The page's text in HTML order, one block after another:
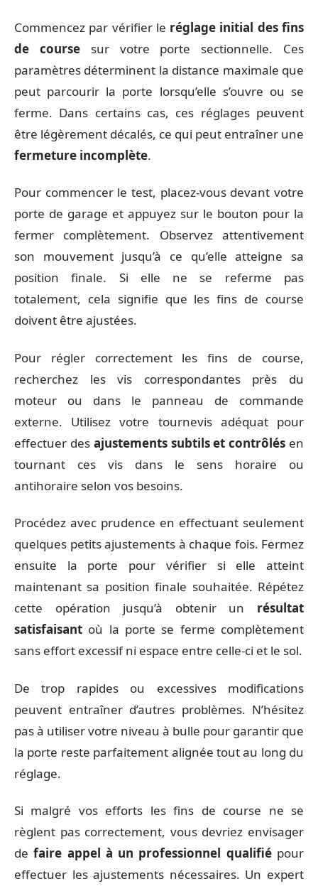
Commencez par vérifier le réglage initial des fins
de coursesur votre porte sectionnelle. Ces
paramètres déterminent la distance maximale que
peut parcourir la porte lorsqu’elle s’ouvre ou se
ferme. Dans certains cas, ces réglages peuvent
être légèrement décalés, ce qui peut entraîner une
fermeture incomplète.
Pour commencer le test, placez-vous devant votre
porte de garage et appuyez sur le bouton pour la
fermer complètement. Observez attentivement
son mouvement jusqu’à ce qu’elle atteigne sa
position finale. Si elle ne se referme pas
totalement, cela signifie que les fins de course
doivent être ajustées.
Pour régler correctement les fins de course,
recherchez les vis correspondantes près du
moteur ou dans le panneau de commande
externe. Utilisez votre tournevis adéquat pour
effectuer des ajustements subtils et contrôlés en
tournant ces vis dans le sens horaire ou
antihoraire selon vos besoins.
Procédez avec prudence en effectuant seulement
quelques petits ajustements à chaque fois. Fermez
ensuite la porte pour vérifier si elle atteint
maintenant sa position finale souhaitée. Répétez
cette opération jusqu’à obtenir un résultat
satisfaisant où la porte se ferme complètement
sans effort excessif ni espace entre celle-ci et le sol.
De trop rapides ou excessives modifications
peuvent entraîner d’autres problèmes. N’hésitez
pas à utiliser votre niveau à bulle pour garantir que
la porte reste parfaitement alignée tout au long du
réglage.
Si malgré vos efforts les fins de course ne se
règlent pas correctement, vous devriez envisager
defaire appel à un professionnel qualifiépour
effectuer les ajustements nécessaires. Un expert